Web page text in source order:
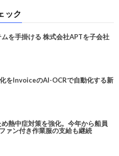
ック
を手掛ける 株式会社APTを子会社
をInvoiceのAI-OCRで自動化する新
熱中症対策を強化。今年から船員
ァン付き作業服の支給も継続